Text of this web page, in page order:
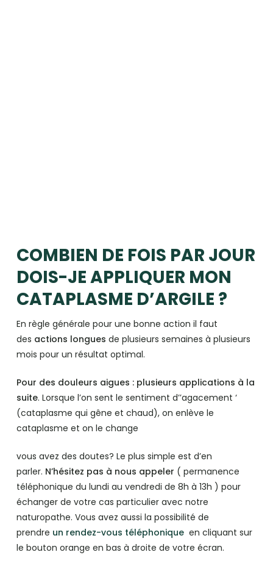
COMBIEN DE FOIS PAR JOUR
DOIS-JE APPLIQUER MON
CATAPLASME D’ARGILE ?
En règle générale pour une bonne action il faut
des actions longues de plusieurs semaines à plusieurs
mois pour un résultat optimal.
Pour des douleurs aigues : plusieurs applications à la
suite. Lorsque l’on sent le sentiment d’’agacement ‘
(cataplasme qui gêne et chaud), on enlève le
cataplasme et on le change
vous avez des doutes? Le plus simple est d’en
parler. N’hésitez pas à nous appeler ( permanence
téléphonique du lundi au vendredi de 8h à 13h ) pour
échanger de votre cas particulier avec notre
naturopathe. Vous avez aussi la possibilité de
prendre un rendez-vous téléphonique en cliquant sur
le bouton orange en bas à droite de votre écran.